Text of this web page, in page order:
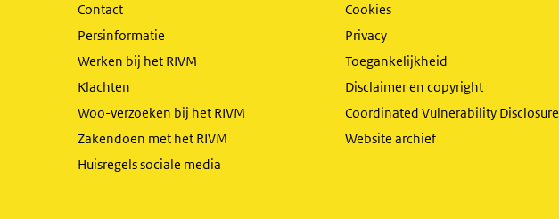
Contact
Persinformatie
Werken bij het RIVM
Klachten
Woo-verzoeken bij het RIVM
Zakendoen met het RIVM
Huisregels sociale media
Cookies
Privacy
Toegankelijkheid
Disclaimer en copyright
Coordinated Vulnerability Disclosure
Website archief